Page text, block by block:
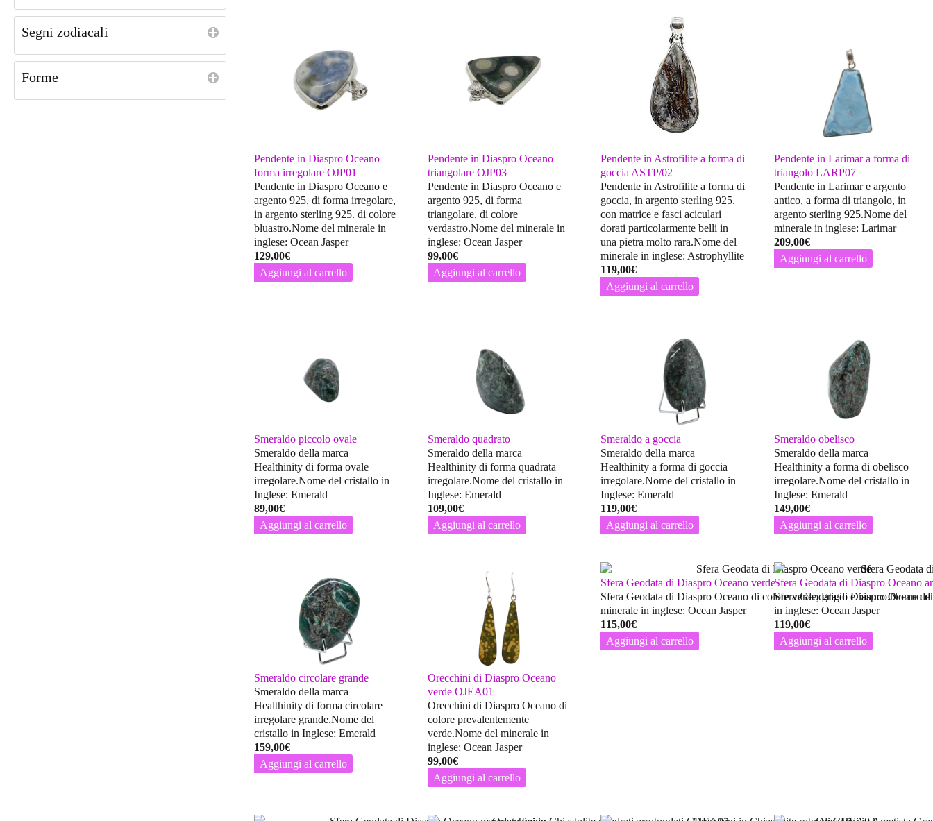
Segni zodiacali
Forme
Pendente in Diaspro Oceano
forma irregolare OJP01
Pendente in Diaspro Oceano e
argento 925, di forma irregolare,
in argento sterling 925. di colore
bluastro.Nome del minerale in
inglese: Ocean Jasper
129,00€
Aggiungi al carrello
Pendente in Diaspro Oceano
triangolare OJP03
Pendente in Diaspro Oceano e
argento 925, di forma
triangolare, di colore
verdastro.Nome del minerale in
inglese: Ocean Jasper
99,00€
Aggiungi al carrello
Pendente in Astrofilite a forma di
goccia ASTP/02
Pendente in Astrofilite a forma di
goccia, in argento sterling 925.
con matrice e fasci aciculari
dorati particolarmente belli in
una pietra molto rara.Nome del
minerale in inglese: Astrophyllite
119,00€
Aggiungi al carrello
Pendente in Larimar a forma di
triangolo LARP07
Pendente in Larimar e argento
antico, a forma di triangolo, in
argento sterling 925.Nome del
minerale in inglese: Larimar
209,00€
Aggiungi al carrello
Smeraldo piccolo ovale
Smeraldo della marca
Healthinity di forma ovale
irregolare.Nome del cristallo in
Inglese: Emerald
89,00€
Aggiungi al carrello
Smeraldo quadrato
Smeraldo della marca
Healthinity di forma quadrata
irregolare.Nome del cristallo in
Inglese: Emerald
109,00€
Aggiungi al carrello
Smeraldo a goccia
Smeraldo della marca
Healthinity a forma di goccia
irregolare.Nome del cristallo in
Inglese: Emerald
119,00€
Aggiungi al carrello
Smeraldo obelisco
Smeraldo della marca
Healthinity a forma di obelisco
irregolare.Nome del cristallo in
Inglese: Emerald
149,00€
Aggiungi al carrello
Smeraldo circolare grande
Smeraldo della marca
Healthinity di forma circolare
irregolare grande.Nome del
cristallo in Inglese: Emerald
159,00€
Aggiungi al carrello
Orecchini di Diaspro Oceano
verde OJEA01
Orecchini di Diaspro Oceano di
colore prevalentemente
verde.Nome del minerale in
inglese: Ocean Jasper
99,00€
Aggiungi al carrello
Sfera Geodata di Diaspro Oceano verde
Sfera Geodata di Diaspro Oceano di colore verde, grigio e bianco.Nome del
minerale in inglese: Ocean Jasper
115,00€
Aggiungi al carrello
Sfera Geodata di Diaspro Oceano
Sfera Geodata di Diaspro Oceano
in inglese: Ocean Jasper
119,00€
Aggiungi al carrello